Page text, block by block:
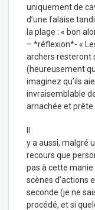
uniquement de
d’une falaise
la plage : « bon
– *réflexion*- «
archers resteront
(heureusement
imaginez qu’ils
invraisemblable
arnachée et prête
y a aussi, malgré
recours que
pas à cette
scènes d’actions
seconde (je ne
procédé, et si